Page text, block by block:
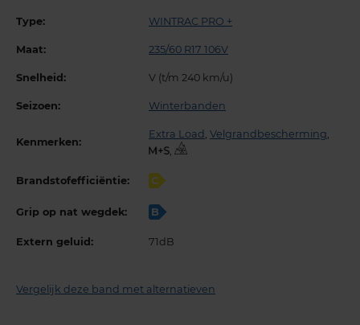
Type: WINTRAC PRO +
Maat: 235/60 R17 106V
Snelheid: V (t/m 240 km/u)
Seizoen: Winterbanden
Kenmerken:
Extra Load Velgrandbescherming
,
Brandstofefficiëntie: C
Grip op nat wegdek: B
Extern geluid: 71dB
Vergelijk deze band met alternatieven